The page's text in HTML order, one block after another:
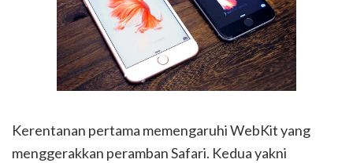
Kerentanan pertama memengaruhi WebKit yang
menggerakkan peramban Safari. Kedua yakni